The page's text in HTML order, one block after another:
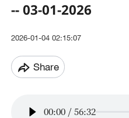
-- 03-01-2026
2026-01-04 02:15:07
Share
00:00 / 56:32